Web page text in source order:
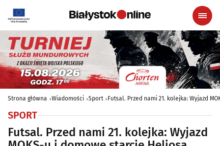
Strona główna Wiadomości Sport Futsal. Przed nami 21. kolejka: Wyjazd
SPORT
Futsal. Przed nami 21. kolejka: Wyjazd